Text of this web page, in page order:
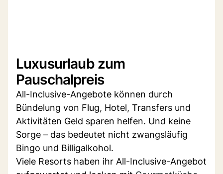
Luxusurlaub zum
Pauschalpreis
All-Inclusive-Angebote können durch
Bündelung von Flug, Hotel, Transfers und
Aktivitäten Geld sparen helfen. Und keine
Sorge – das bedeutet nicht zwangsläufig
Bingo und Billigalkohol.
Viele Resorts haben ihr All-Inclusive-Angebot